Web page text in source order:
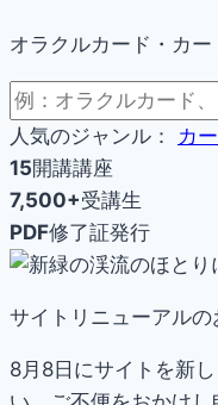
オラクルカード・カ
人気のジャンル： カ
15開講講座
7,500+受講生
PDF修了証発行
サイトリニューアルの
8月8日にサイトを新